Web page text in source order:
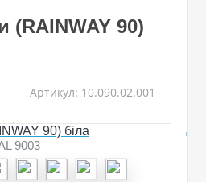
90)
Артикул: 10.090.02.001
9003